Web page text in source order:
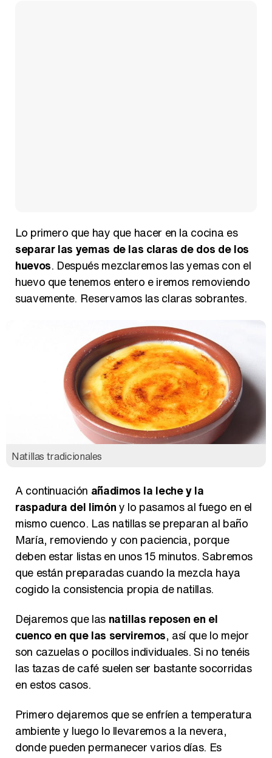
Lo primero que hay que hacer en la cocina es
separar las yemas de las claras de dos de los
huevos. Después mezclaremos las yemas con el
huevo que tenemos entero e iremos removiendo
suavemente. Reservamos las claras sobrantes.
Natillas tradicionales
A continuación añadimos la leche y la
raspadura del limóny lo pasamos al fuego en el
mismo cuenco. Las natillas se preparan al baño
María, removiendo y con paciencia, porque
deben estar listas en unos 15 minutos. Sabremos
que están preparadas cuando la mezcla haya
cogido la consistencia propia de natillas.
Dejaremos que las natillas reposen en el
cuenco en que las serviremos, así que lo mejor
son cazuelas o pocillos individuales. Si no tenéis
las tazas de café suelen ser bastante socorridas
en estos casos.
Primero dejaremos que se enfríen a temperatura
ambiente y luego lo llevaremos a la nevera,
donde pueden permanecer varios días. Es